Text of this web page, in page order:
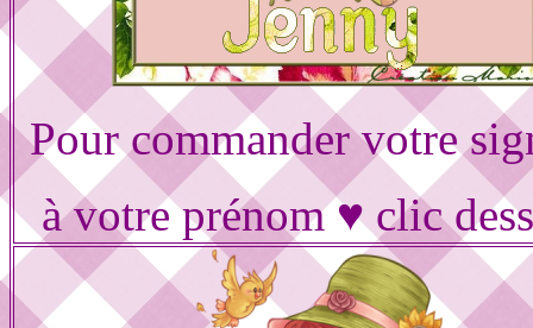
Pour commander votre
à votre prénom ♥ clic